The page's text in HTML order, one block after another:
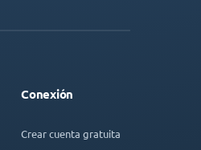
Conexión
Crear cuenta gratuita